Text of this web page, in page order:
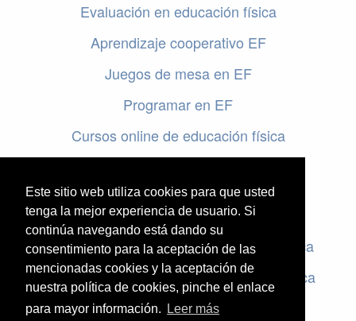
Este sitio web utiliza cookies para que usted
tenga la mejor experiencia de usuario. Si
continúa navegando está dando su
consentimiento para la aceptación de las
mencionadas cookies y la aceptación de
nuestra política de cookies, pinche el enlace
para mayor información.
Leer más
Evaluación en educación física
Aprendizaje cooperativo EF
Juegos de mesa en EF
Programar en EF
Cursos online de educación física
Evaluación en educación física
Criterios de evaluación en educación física
Rúbricas de evaluación en educación física